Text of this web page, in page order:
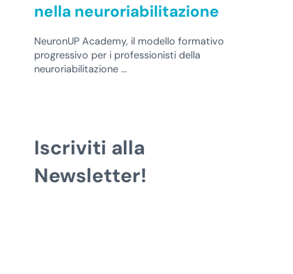
nella neuroriabilitazione
NeuronUP Academy, il modello formativo
progressivo per i professionisti della
neuroriabilitazione …
Iscriviti alla
Newsletter!